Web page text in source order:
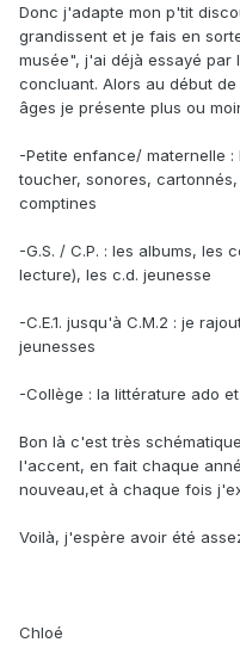
Donc j'adapte mon p'tit
grandissent et je fais en
musée", j'ai déjà essayé
concluant. Alors au début
âges je présente plus ou
-Petite enfance/ maternelle
toucher, sonores,
comptines
-G.S. / C.P. : les albums, les
lecture), les c.d. jeunesse
-C.E.1. jusqu'à C.M.2 : je
jeunesses
-Collège : la littérature ado
Bon là c'est très
l'accent, en fait chaque
nouveau,et à chaque fois
Voilà, j'espère avoir été
Chloé